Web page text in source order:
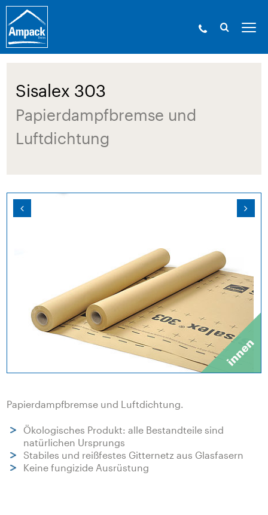
Ampack - Die Experten der Gebäudehülle. Seit
1946.»Produkte
» Sisalex 303
Sisalex 303
Papierdampfbremse und
Luftdichtung
Papierdampfbremse und Luftdichtung.
Ökologisches Produkt: alle Bestandteile sind
natürlichen Ursprungs
Stabiles und reißfestes Gitternetz aus Glasfasern
Keine fungizide Ausrüstung